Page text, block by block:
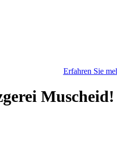
Erfahren Sie
Muscheid!